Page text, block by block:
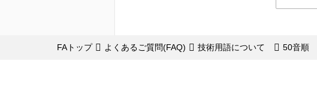
FAトップ よくあるご質問(FAQ) 技術用語について 50音順